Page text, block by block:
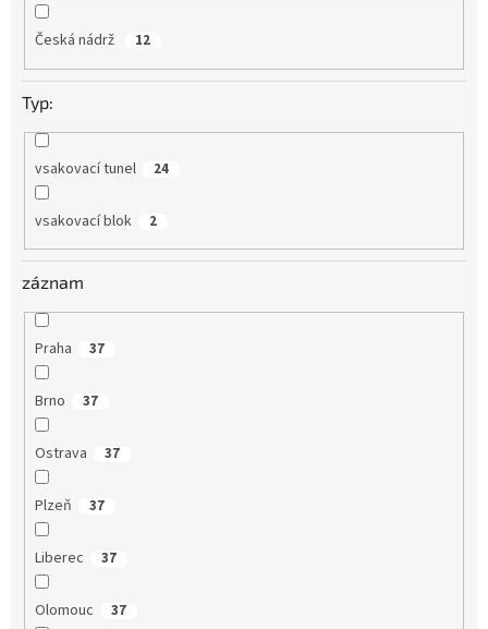
Česká nádrž 12
Typ:
vsakovací tunel 24
vsakovací blok 2
záznam
Praha 37
Brno 37
Ostrava 37
Plzeň 37
Liberec 37
Olomouc 37